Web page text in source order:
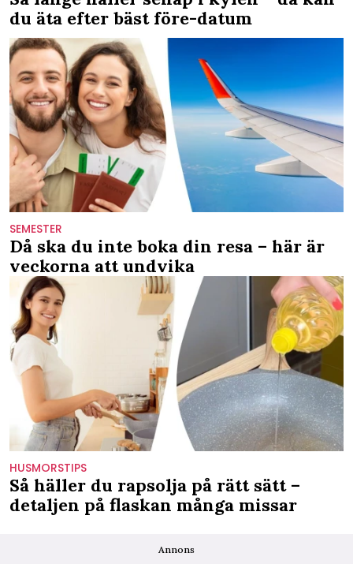
du äta efter bäst före-datum
SEMESTER
Då ska du inte boka din resa – här är
veckorna att undvika
HUSMORSTIPS
Så häller du rapsolja på rätt sätt –
detaljen på flaskan många missar
Annons